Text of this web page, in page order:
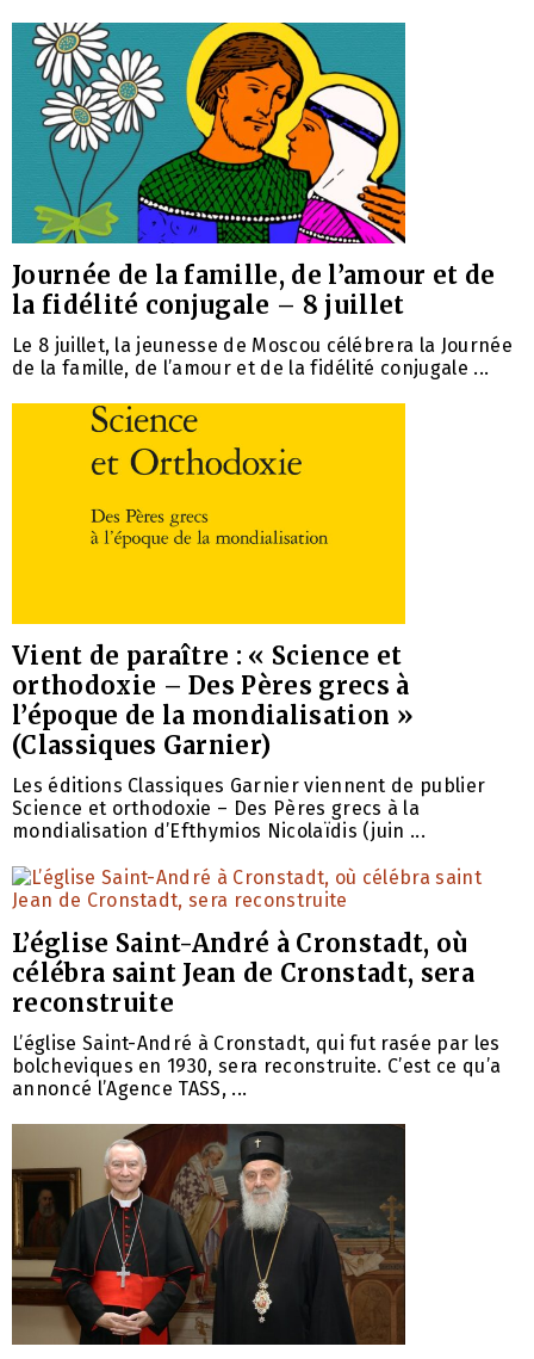
Journée de la famille, de l’amour et de
la fidélité conjugale – 8 juillet
Le 8 juillet, la jeunesse de Moscou célébrera la Journée
de la famille, de l’amour et de la fidélité conjugale ...
Vient de paraître : « Science et
orthodoxie – Des Pères grecs à
l’époque de la mondialisation »
(Classiques Garnier)
Les éditions Classiques Garnier viennent de publier
Science et orthodoxie – Des Pères grecs à la
mondialisation d’Efthymios Nicolaïdis (juin ...
L’église Saint-André à Cronstadt, où
célébra saint Jean de Cronstadt, sera
reconstruite
L’église Saint-André à Cronstadt, qui fut rasée par les
bolcheviques en 1930, sera reconstruite. C’est ce qu’a
annoncé l’Agence TASS, ...